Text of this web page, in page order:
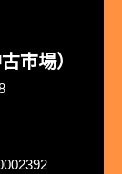
市場）